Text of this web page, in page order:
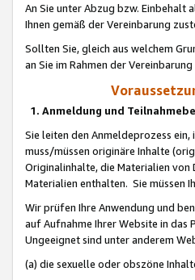
An Sie unter Abzug bzw.
Ihnen gemäß der Vereinbarung
Sollten Sie, gleich aus welchem
an Sie im Rahmen der
1. Anmeldung und
Sie leiten den Anmeldeprozess
muss/müssen originäre Inhalte
Originalinhalte, die Materialien von
Materialien enthalten. Sie müssen
Wir prüfen Ihre Anwendung und
auf Aufnahme Ihrer Website in
Ungeeignet sind unter anderem
(a) die sexuelle oder obszöne